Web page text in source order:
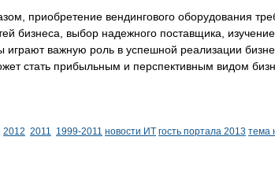
приобретение вендингового оборудования
бизнеса, выбор надежного поставщика,
играют важную роль в успешной реализации
стать прибыльным и перспективным видом
2012 2011 1999-2011 новости ИТ гость портала 2013 тема